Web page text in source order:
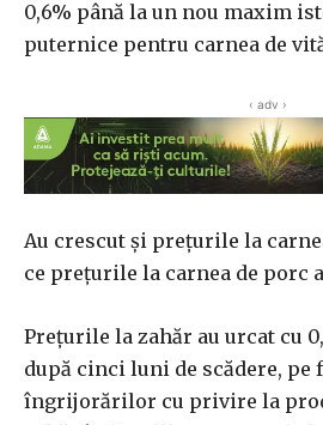
0,6% până la un nou maxim
puternice pentru carnea de
‹ adv ›
Au crescut şi preţurile la
ce preţurile la carnea de porc
Preţurile la zahăr au urcat cu
după cinci luni de scădere, pe
îngrijorărilor cu privire la